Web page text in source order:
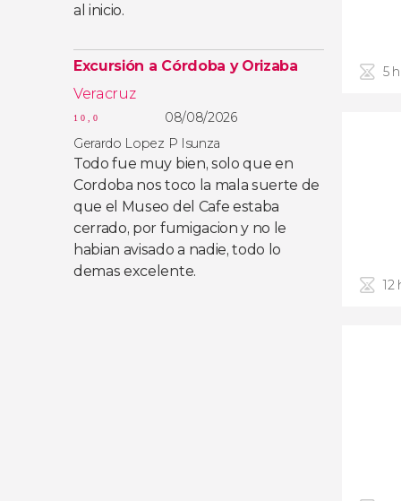
al inicio.
Excursión a Córdoba y Orizaba
Veracruz
10,0
08/08/2026
Gerardo Lopez P Isunza
Todo fue muy bien, solo que en
Cordoba nos toco la mala suerte de
que el Museo del Cafe estaba
cerrado, por fumigacion y no le
habian avisado a nadie, todo lo
demas excelente.
5
12